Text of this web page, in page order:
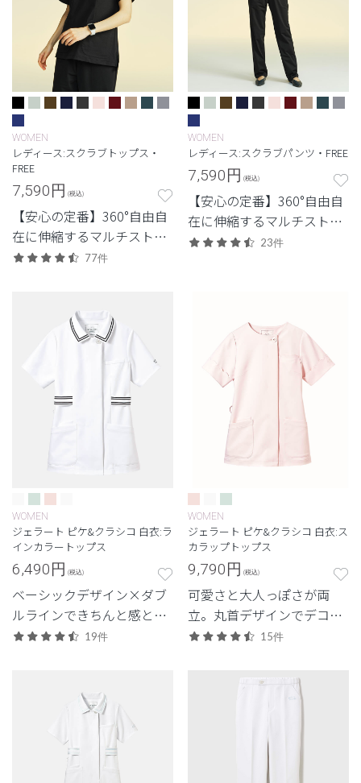
WOMEN
レディース:スクラブトップス・
FREE
7,590円 (税込)
【安心の定番】360°自由自
在に伸縮するマルチストレ
ッチ素材を使用した定番・
77件
WOMEN
レディース:スクラブパンツ・FREE
7,590円 (税込)
【安心の定番】360°自由自
在に伸縮するマルチストレ
ッチ素材を使用した定番・
23件
WOMEN
ジェラート ピケ&クラシコ 白衣:ラ
インカラートップス
6,490円 (税込)
ベーシックデザイン×ダブ
ルラインできちんと感と上
品さを演出。19件
WOMEN
ジェラート ピケ&クラシコ 白衣:ス
カラップトップス
9,790円 (税込)
可愛さと大人っぽさが両
立。丸首デザインでデコル
テも美しく。15件